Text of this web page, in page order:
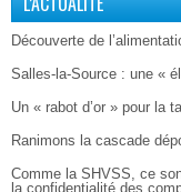
Découverte de
Salles-la-Source : une «
Un « rabot d’or » pour la
Ranimons la cascade
Comme la SHVSS, ce
la confidentialité des